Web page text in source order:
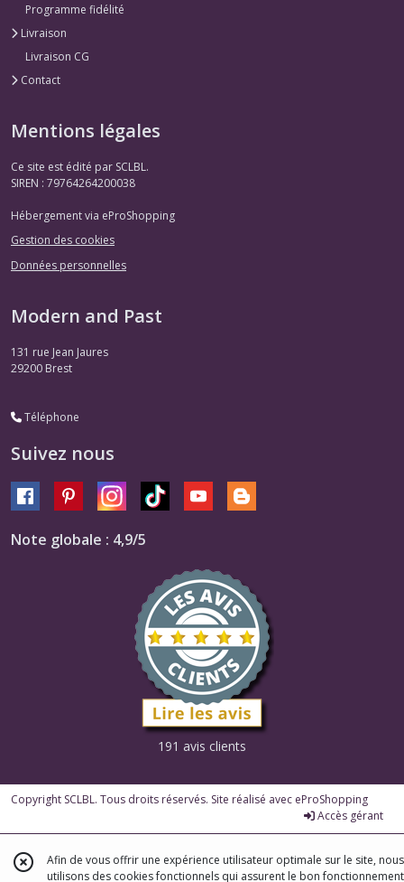
Programme fidélité
Livraison
Livraison CG
Contact
Mentions légales
Ce site est édité par SCLBL.
SIREN : 79764264200038
Hébergement via eProShopping
Gestion des cookies
Données personnelles
Modern and Past
131 rue Jean Jaures
29200 Brest
Téléphone
Suivez nous
Note globale : 4,9/5
191 avis clients
Copyright SCLBL. Tous droits réservés. Site réalisé avec eProShopping
Accès gérant
Afin de vous offrir une expérience utilisateur optimale sur le site, nous
utilisons des cookies fonctionnels qui assurent le bon fonctionnement